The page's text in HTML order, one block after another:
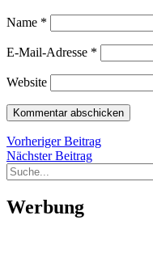
Name *
E-Mail-Adresse *
Website
Beitragsnavigation
Vorheriger BeitragVorheriger
Nächster BeitragNächster
Suche
Werbung